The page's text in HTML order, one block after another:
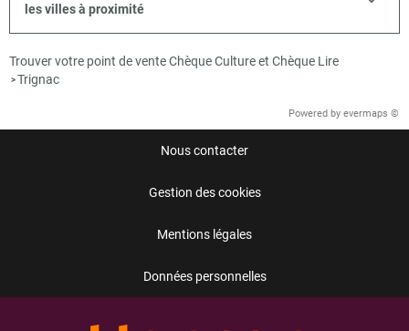
les villes à proximité
Trouver votre point de vente Chèque Culture et Chèque Lire
>Trignac
Powered by evermaps ©
Nous contacter
Gestion des cookies
Mentions légales
Données personnelles